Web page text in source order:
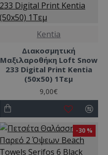
Kentia
Διακοσμητική
Μαξιλαροθήκη Loft Snow
233 Digital Print Kentia
(50x50) 1Τεμ
9,00€
-30 %